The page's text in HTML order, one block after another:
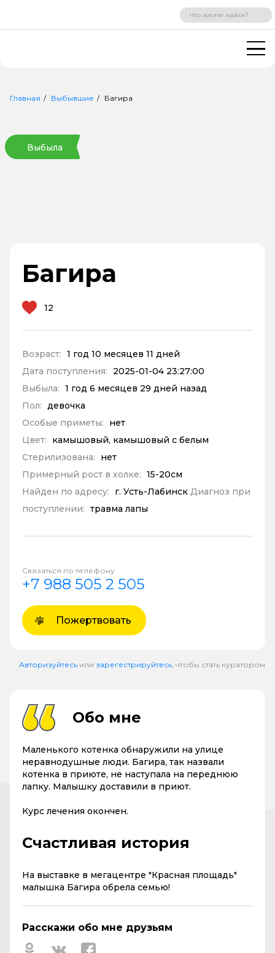
ВХОД РЕГИСТРАЦИЯ
Главная Выбывшие Багира
Выбыла
Багира
12
Возраст: 1 год 10 месяцев 11 дней
Дата поступления:
2025-01-04 23:27:00
Выбыла: 1 год 6 месяцев 29 дней назад
Пол: девочка
Особые приметы:
нет
Цвет:
камышовый, камышовый с белым
Стерилизована:
нет
Примерный рост в холке: 15-20см
Найден по адресу:
г. Усть-Лабинск Диагноз при
поступлении: травма лапы
Связаться по телефону
+7 988 505 2 505
Пожертвовать
Авторизуйтесь или зарегестрируйтесь , чтобы стать куратором
Обо мне
Маленького котенка обнаружили на улице
неравнодушные люди. Багира, так назвали
котенка в приюте, не наступала на переднюю
лапку. Малышку доставили в приют.
Курс лечения окончен.
Счастливая история
На выставке в мегацентре "Красная площадь"
малышка Багира обрела семью!
Расскажи обо мне друзьям